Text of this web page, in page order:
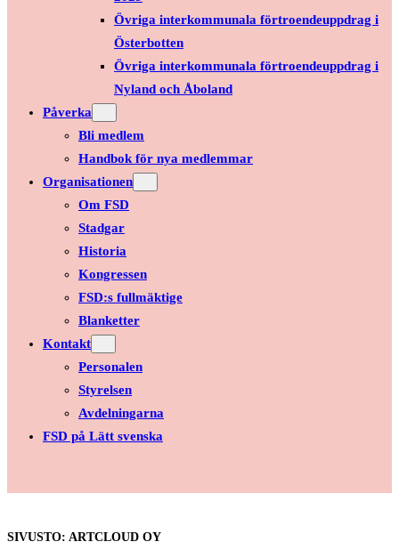
Övriga interkommunala förtroendeuppdrag i
Österbotten
Övriga interkommunala förtroendeuppdrag i
Nyland och Åboland
Påverka
Bli medlem
Handbok för nya medlemmar
Organisationen
Om FSD
Stadgar
Historia
Kongressen
FSD:s fullmäktige
Blanketter
Kontakt
Personalen
Styrelsen
Avdelningarna
FSD på Lätt svenska
SIVUSTO: ARTCLOUD OY